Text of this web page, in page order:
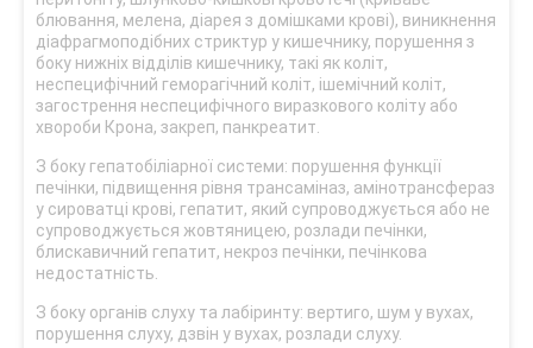
блювання, мелена, діарея з домішками крові), виникнення
діафрагмоподібних стриктур у кишечнику, порушення з
боку нижніх відділів кишечнику, такі як коліт,
неспецифічний геморагічний коліт, ішемічний коліт,
загострення неспецифічного виразкового коліту або
хвороби Крона, закреп, панкреатит.
З боку гепатобіліарної системи: порушення функції
печінки, підвищення рівня трансаміназ, амінотрансфераз
у сироватці крові, гепатит, який супроводжується або не
супроводжується жовтяницею, розлади печінки,
блискавичний гепатит, некроз печінки, печінкова
недостатність.
З боку органів слуху та лабіринту: вертиго, шум у вухах,
порушення слуху, дзвін у вухах, розлади слуху.